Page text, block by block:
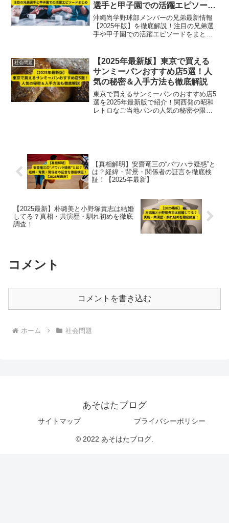
選手と甲子園での活躍エピソード
まとめ
沖縄尚学野球部メンバーの兄弟最新情報
【2025年版】を徹底解説！注目の兄弟選
手や甲子園での活躍エピソードをまとめ
社会問題
【2025年最新版】東京で買える
サンミーパンおすすめ店5選！人
気の秘密＆入手方法も徹底解説
東京で買えるサンミーパンのおすすめ店5
選を2025年最新版で紹介！関西発の昭和
レトロなご当地パンの人気の秘密や限定
【真相解明】安齋竜三の“パワハラ疑惑”と
は？経緯・背景・関係者の証言を徹底検
証！【2025年最新】
【2025最新】朴璐美と小野塚貴志は結婚
してる？真相・共演歴・馴れ初めを徹底
調査！
コメント
コメントを書き込む
ホーム 社会問題
あそはたブログ
サイトマップ プライバシーポリシー
© 2022 あそはたブログ.